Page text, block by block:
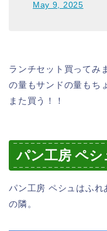
May 9, 2025
ランチセット買ってみ
の量もサンドの量もち
また買う！！
パン工房 ペ
パン工房 ペシュはふれ
の隣。